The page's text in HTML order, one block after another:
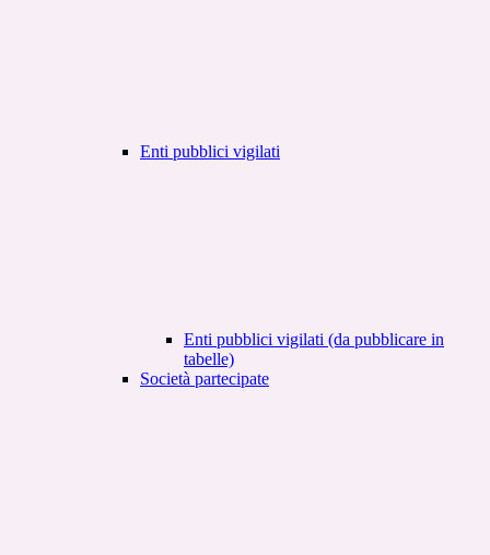
Enti pubblici vigilati
Enti pubblici vigilati (da pubblicare in
tabelle)
Società partecipate